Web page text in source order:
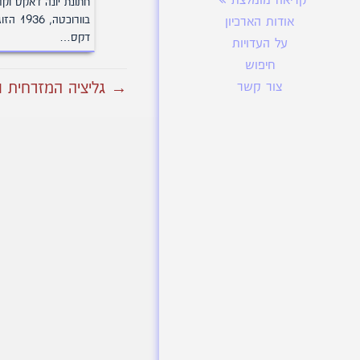
אודות הארכיון
על העדויות
חיפוש
צור קשר
בוורוכטה,
דקס…
→ גליציה המזרחית